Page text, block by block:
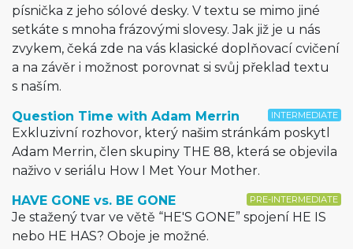
písnička z jeho sólové desky. V textu se mimo jiné
setkáte s mnoha frázovými slovesy. Jak již je u nás
zvykem, čeká zde na vás klasické doplňovací cvičení
a na závěr i možnost porovnat si svůj překlad textu
s naším.
INTERMEDIATE
Question Time with Adam Merrin
Exkluzivní rozhovor, který našim stránkám poskytl
Adam Merrin, člen skupiny THE 88, která se objevila
naživo v seriálu How I Met Your Mother.
PRE-INTERMEDIATE
HAVE GONE vs. BE GONE
Je stažený tvar ve větě “HE'S GONE” spojení HE IS
nebo HE HAS? Oboje je možné.